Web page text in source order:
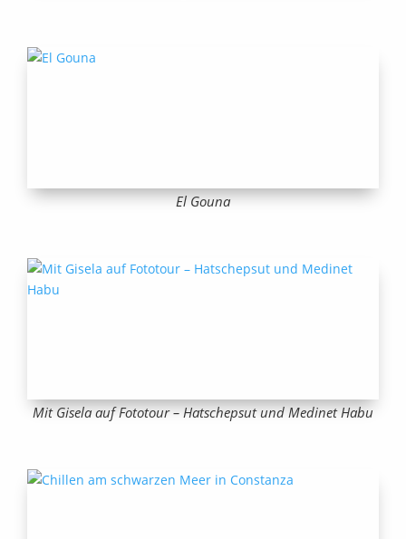
El Gouna
Mit Gisela auf Fototour – Hatschepsut und Medinet Habu